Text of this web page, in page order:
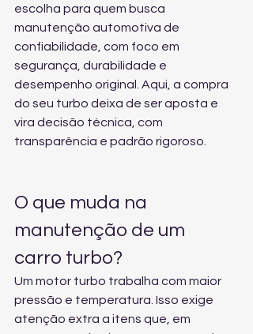
escolha para quem busca
manutenção automotiva de
confiabilidade, com foco em
segurança, durabilidade e
desempenho original. Aqui, a compra
do seu turbo deixa de ser aposta e
vira decisão técnica, com
transparência e padrão rigoroso.
O que muda na
manutenção de um
carro turbo?
Um motor turbo trabalha com maior
pressão e temperatura. Isso exige
atenção extra a itens que, em